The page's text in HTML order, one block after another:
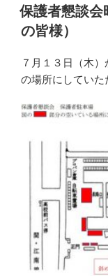
稿
日:
保護者懇談会
の皆様）
７月１３日（木
の場所にしていた